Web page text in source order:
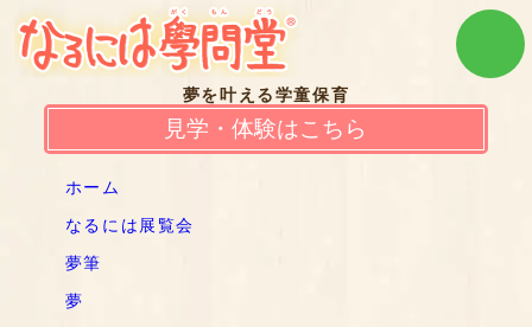
夢を叶える学童保育
見学・体験はこちら
ホーム
なるには展覧会
夢筆
夢